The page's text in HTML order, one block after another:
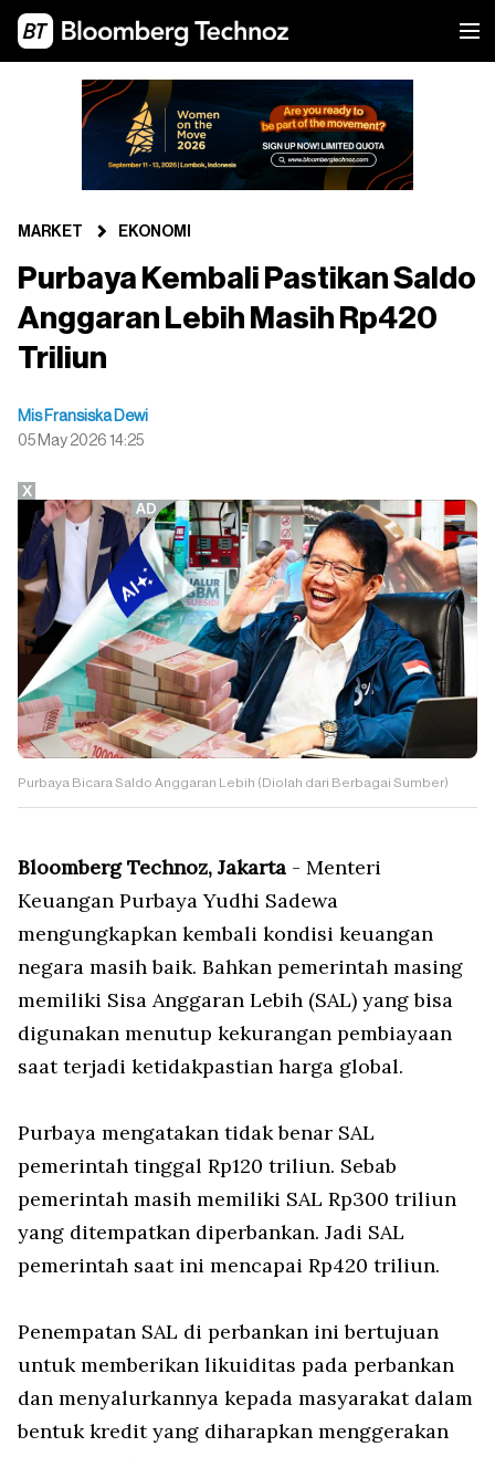
MARKET EKONOMI
Purbaya Kembali Pastikan Saldo
Anggaran Lebih Masih Rp420
Triliun
Mis Fransiska Dewi
05 May 2026 14:25
Purbaya Bicara Saldo Anggaran Lebih (Diolah dari Berbagai Sumber)
Bloomberg Technoz, Jakarta - Menteri
Keuangan Purbaya Yudhi Sadewa
mengungkapkan kembali kondisi keuangan
negara masih baik. Bahkan pemerintah masing
memiliki Sisa Anggaran Lebih (SAL) yang bisa
digunakan menutup kekurangan pembiayaan
saat terjadi ketidakpastian harga global.
Purbaya mengatakan tidak benar SAL
pemerintah tinggal Rp120 triliun. Sebab
pemerintah masih memiliki SAL Rp300 triliun
yang ditempatkan diperbankan. Jadi SAL
pemerintah saat ini mencapai Rp420 triliun.
Penempatan SAL di perbankan ini bertujuan
untuk memberikan likuiditas pada perbankan
dan menyalurkannya kepada masyarakat dalam
bentuk kredit yang diharapkan menggerakan
X